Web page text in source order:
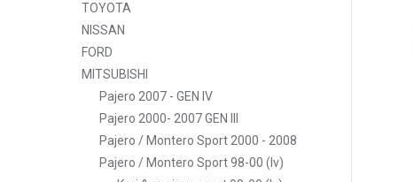
TOYOTA
NISSAN
FORD
MITSUBISHI
Pajero 2007 - GEN IV
Pajero 2000- 2007 GEN III
Pajero / Montero Sport 2000 - 2008
Pajero / Montero Sport 98-00 (lv)